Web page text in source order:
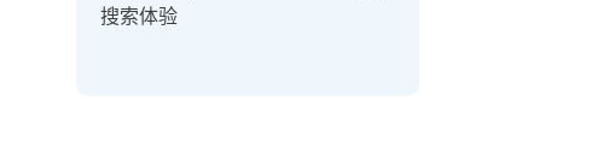
搜索体验